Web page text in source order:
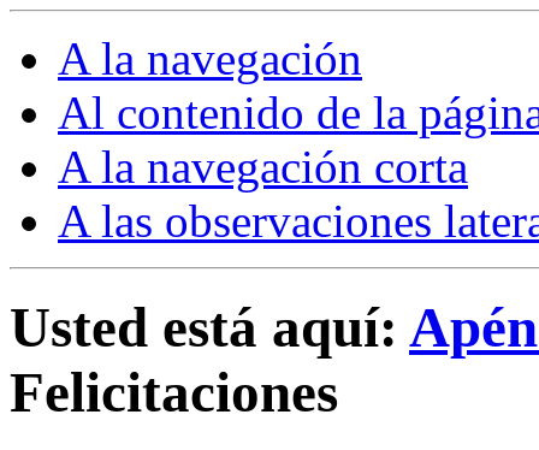
A la navegación
Al contenido de la
A la navegación corta
A las observaciones
Usted está aquí:
Felicitaciones